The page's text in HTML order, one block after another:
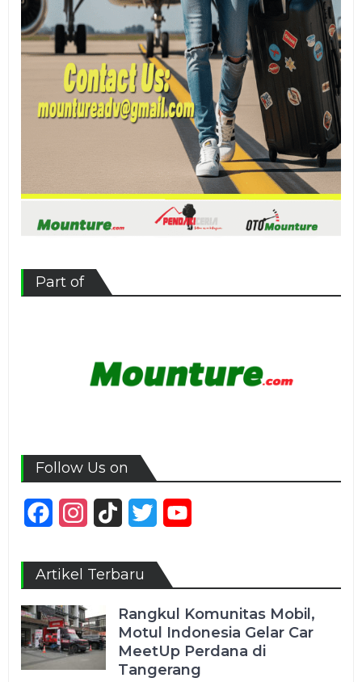
Part of
Follow Us on
FacebookInstagram
TikTok Twitter
Artikel Terbaru
Rangkul Komunitas Mobil,
Motul Indonesia Gelar Car
MeetUp Perdana di
Tangerang